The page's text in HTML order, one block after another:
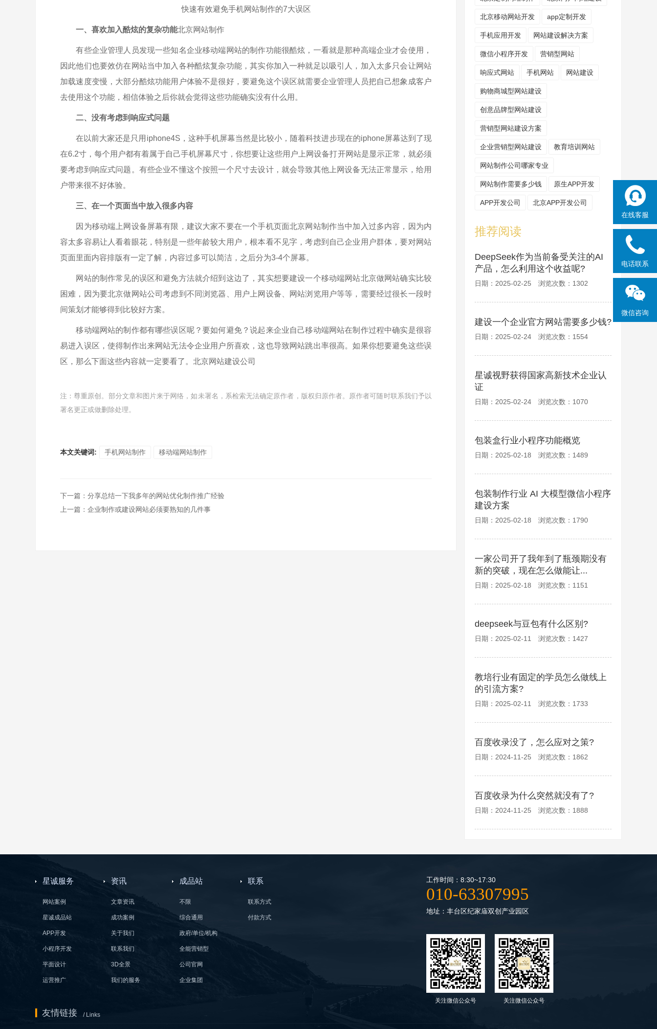
在线客服
电话联系
微信咨询
快速有效避免手机网站制作的7大误区
一、喜欢加入酷炫的复杂功能北京网站制作
有些企业管理人员发现一些知名企业移动端网站的制作功能很酷炫，一看就是那种高端企业才会使用，
因此他们也要效仿在网站当中加入各种酷炫复杂功能，其实你加入一种就足以吸引人，加入太多只会让网站
加载速度变慢，大部分酷炫功能用户体验不是很好，要避免这个误区就需要企业管理人员把自己想象成客户
去使用这个功能，相信体验之后你就会觉得这些功能确实没有什么用。
二、没有考虑到响应式问题
在以前大家还是只用iphone4S，这种手机屏幕当然是比较小，随着科技进步现在的iphone屏幕达到了现
在6.2寸，每个用户都有着属于自己手机屏幕尺寸，你想要让这些用户上网设备打开网站是显示正常，就必须
要考虑到响应式问题。有些企业不懂这个按照一个尺寸去设计，就会导致其他上网设备无法正常显示，给用
户带来很不好体验。
三、在一个页面当中放入很多内容
因为移动端上网设备屏幕有限，建议大家不要在一个手机页面北京网站制作当中加入过多内容，因为内
容太多容易让人看着眼花，特别是一些年龄较大用户，根本看不见字，考虑到自己企业用户群体，要对网站
页面里面内容排版有一定了解，内容过多可以简洁，之后分为3-4个屏幕。
网站的制作常见的误区和避免方法就介绍到这边了，其实想要建设一个移动端网站北京做网站确实比较
困难，因为要北京做网站公司考虑到不同浏览器、用户上网设备、网站浏览用户等等，需要经过很长一段时
间策划才能够得到比较好方案。
移动端网站的制作都有哪些误区呢？要如何避免？说起来企业自己移动端网站在制作过程中确实是很容
易进入误区，使得制作出来网站无法令企业用户所喜欢，这也导致网站跳出率很高。如果你想要避免这些误
区，那么下面这些内容就一定要看了。 北京网站建设公司
注：尊重原创。部分文章和图片来于网络，如未署名，系检索无法确定原作者，版权归原作者。原作者可随时联系我们予以
署名更正或做删除处理。
本文关键词: 手机网站制作 移动端网站制作
下一篇 ： 分享总结一下我多年的网站优化制作推广经验
上一篇 ： 企业制作或建设网站必须要熟知的几件事
北京移动网站开发 app定制开发
手机应用开发 网站建设解决方案
微信小程序开发 营销型网站
响应式网站 手机网站 网站建设
购物商城型网站建设
创意品牌型网站建设
营销型网站建设方案
企业营销型网站建设 教育培训网站
网站制作公司哪家专业
网站制作需要多少钱 原生APP开发
APP开发公司 北京APP开发公司
推荐阅读
DeepSeek作为当前备受关注的AI
产品，怎么利用这个收益呢?
日期：2025-02-25 浏览次数：1302
建设一个企业官方网站需要多少钱?
日期：2025-02-24 浏览次数：1554
星诚视野获得国家高新技术企业认
证
日期：2025-02-24 浏览次数：1070
包装盒行业小程序功能概览
日期：2025-02-18 浏览次数：1489
包装制作行业 AI 大模型微信小程序
建设方案
日期：2025-02-18 浏览次数：1790
一家公司开了我年到了瓶颈期没有
新的突破，现在怎么做能让...
日期：2025-02-18 浏览次数：1151
deepseek与豆包有什么区别?
日期：2025-02-11 浏览次数：1427
教培行业有固定的学员怎么做线上
的引流方案?
日期：2025-02-11 浏览次数：1733
百度收录没了，怎么应对之策?
日期：2024-11-25 浏览次数：1862
百度收录为什么突然就没有了?
日期：2024-11-25 浏览次数：1888
星诚服务
网站案例
星诚成品站
APP开发
小程序开发
平面设计
运营推广
资讯
文章资讯
成功案例
关于我们
联系我们
3D全景
我们的服务
成品站
不限
综合通用
政府/单位/机构
全能营销型
公司官网
企业集团
联系
联系方式
付款方式
工作时间：8:30~17:30
010-63307995
地址：丰台区纪家庙双创产业园区
关注微信公众号 关注微信公众号
友情链接 / Links